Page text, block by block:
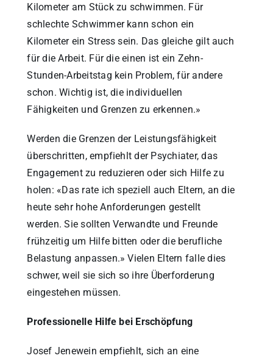
Kilometer am Stück zu schwimmen. Für
schlechte Schwimmer kann schon ein
Kilometer ein Stress sein. Das gleiche gilt auch
für die Arbeit. Für die einen ist ein Zehn-
Stunden-Arbeitstag kein Problem, für andere
schon. Wichtig ist, die individuellen
Fähigkeiten und Grenzen zu erkennen.»
Werden die Grenzen der Leistungsfähigkeit
überschritten, empfiehlt der Psychiater, das
Engagement zu reduzieren oder sich Hilfe zu
holen: «Das rate ich speziell auch Eltern, an die
heute sehr hohe Anforderungen gestellt
werden. Sie sollten Verwandte und Freunde
frühzeitig um Hilfe bitten oder die berufliche
Belastung anpassen.» Vielen Eltern falle dies
schwer, weil sie sich so ihre Überforderung
eingestehen müssen.
Professionelle Hilfe bei Erschöpfung
Josef Jenewein empfiehlt, sich an eine